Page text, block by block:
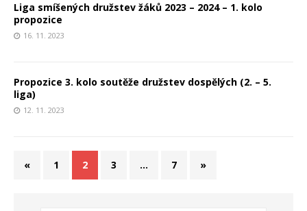
Liga smíšených družstev žáků 2023 – 2024 – 1. kolo
propozice
16. 11. 2023
Propozice 3. kolo soutěže družstev dospělých (2. – 5.
liga)
12. 11. 2023
« 1 2 3 … 7 »